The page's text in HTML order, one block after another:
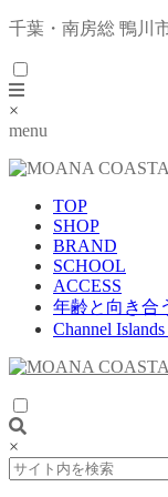
千葉・南房総 鴨川
×
menu
TOP
SHOP
BRAND
SCHOOL
ACCESS
年齢と向き合
Channel
×